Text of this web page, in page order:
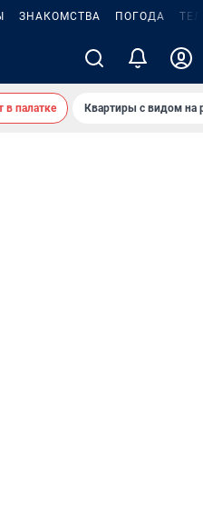
ЗНАКОМСТВА ПОГОДА
в палатке Квартиры с видом на